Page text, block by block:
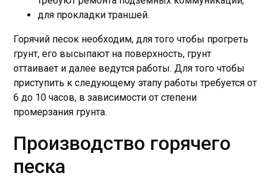
для прокладки траншей.
Горячий песок необходим, для того чтобы прогреть
грунт, его высыпают на поверхность, грунт
оттаивает и далее ведутся работы. Для того чтобы
приступить к следующему этапу работы требуется от
6 до 10 часов, в зависимости от степени
промерзания грунта.
Производство горячего
песка